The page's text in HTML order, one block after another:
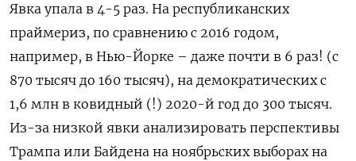
Явка упала в 4-5 раз. На республиканских
праймериз, по сравнению с 2016 годом,
например, в Нью-Йорке – даже почти в 6 раз! (с
870 тысяч до 160 тысяч), на демократических с
1,6 млн в ковидный (!) 2020-й год до 300 тысяч.
Из-за низкой явки анализировать перспективы
Трампа или Байдена на ноябрьских выборах на